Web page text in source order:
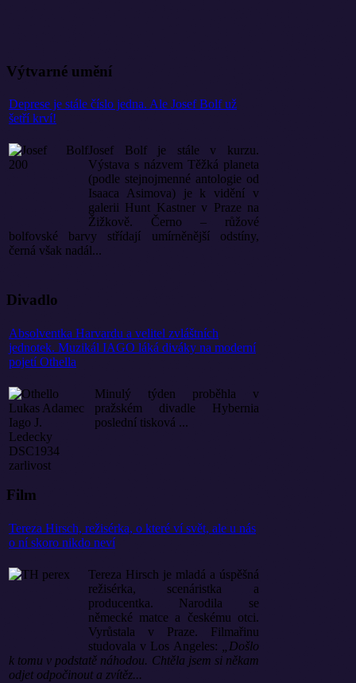
Výtvarné umění
Deprese je stále číslo jedna. Ale Josef Bolf už
šetří krví!
Josef Bolf je stále v kurzu.
Výstava s názvem Těžká planeta
(podle stejnojmenné antologie od
Isaaca Asimova) je k vidění v
galerii Hunt Kastner v Praze na
Žižkově. Černo – růžové
bolfovské barvy střídají umírněnější odstíny,
černá však nadál...
Divadlo
Absolventka Harvardu a velitel zvláštních
jednotek. Muzikál IAGO láká diváky na moderní
pojetí Othella
Minulý týden proběhla v
pražském divadle Hybernia
poslední tisková ...
Film
Tereza Hirsch, režisérka, o které ví svět, ale u nás
o ní skoro nikdo neví
Tereza Hirsch je mladá a úspěšná
režisérka, scenáristka a
producentka. Narodila se
německé matce a českému otci.
Vyrůstala v Praze. Filmařinu
studovala v Los Angeles:
„Došlo
k tomu v podstatě náhodou. Chtěla jsem si někam
odjet odpočinout a zvítěz...